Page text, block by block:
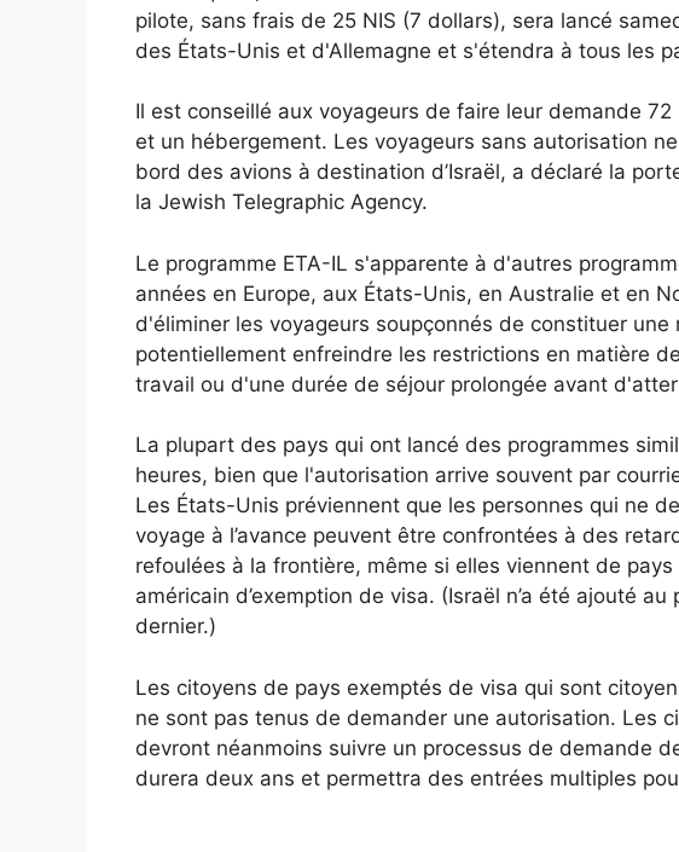
pilote, sans frais de 25 NIS (7 dollars), sera lancé
des États-Unis et d'Allemagne et s'étendra à tous les
Il est conseillé aux voyageurs de faire leur demande
et un hébergement. Les voyageurs sans autorisation
bord des avions à destination d’Israël, a déclaré la
la Jewish Telegraphic Agency.
Le programme ETA-IL s'apparente à d'autres
années en Europe, aux États-Unis, en Australie et en
d'éliminer les voyageurs soupçonnés de constituer
potentiellement enfreindre les restrictions en matière
travail ou d'une durée de séjour prolongée avant
La plupart des pays qui ont lancé des programmes
heures, bien que l'autorisation arrive souvent par
Les États-Unis préviennent que les personnes qui ne
voyage à l’avance peuvent être confrontées à des
refoulées à la frontière, même si elles viennent de
américain d’exemption de visa. (Israël n’a été ajouté au
dernier.)
Les citoyens de pays exemptés de visa qui sont
ne sont pas tenus de demander une autorisation. Les
devront néanmoins suivre un processus de demande
durera deux ans et permettra des entrées multiples